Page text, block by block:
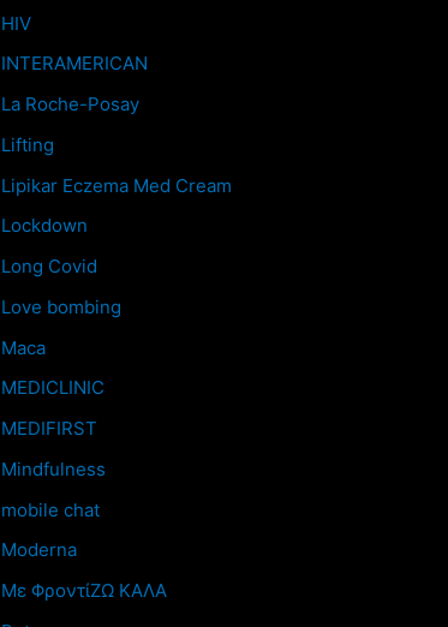
HIV
INTERAMERICAN
La Roche-Posay
Lifting
Lipikar Eczema Med Cream
Lockdown
Long Covid
Love bombing
Maca
MEDICLINIC
MEDIFIRST
Mindfulness
mobile chat
Moderna
Mε ΦροντίΖΩ ΚΑΛΑ